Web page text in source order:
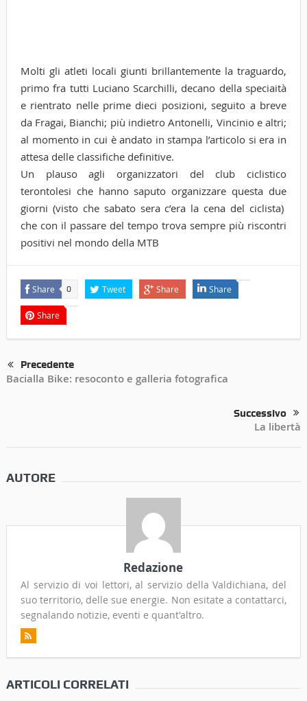
Molti gli atleti locali giunti brillantemente la traguardo,
primo fra tutti Luciano Scarchilli, decano della speciaità
e rientrato nelle prime dieci posizioni, seguito a breve
da Fragai, Bianchi; più indietro Antonelli, Vincinio e altri;
al momento in cui è andato in stampa l’articolo si era in
attesa delle classifiche definitive.
Un plauso agli organizzatori del club ciclistico
terontolesi che hanno saputo organizzare questa due
giorni (visto che sabato sera c’era la cena del ciclista)
che con il passare del tempo trova sempre più riscontri
positivi nel mondo della MTB
Share 0 Tweet Share Share
Share
Precedente
Bacialla Bike: resoconto e galleria fotografica
Successivo
La libertà
AUTORE
Redazione
Al servizio di voi lettori, al servizio della Valdichiana, del
suo territorio, delle sue energie. Non esitate a contattarci,
segnalando notizie, eventi e quant'altro.
ARTICOLI CORRELATI